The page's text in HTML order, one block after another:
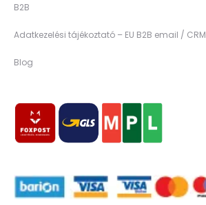
B2B
Adatkezelési tájékoztató – EU B2B email / CRM
Blog